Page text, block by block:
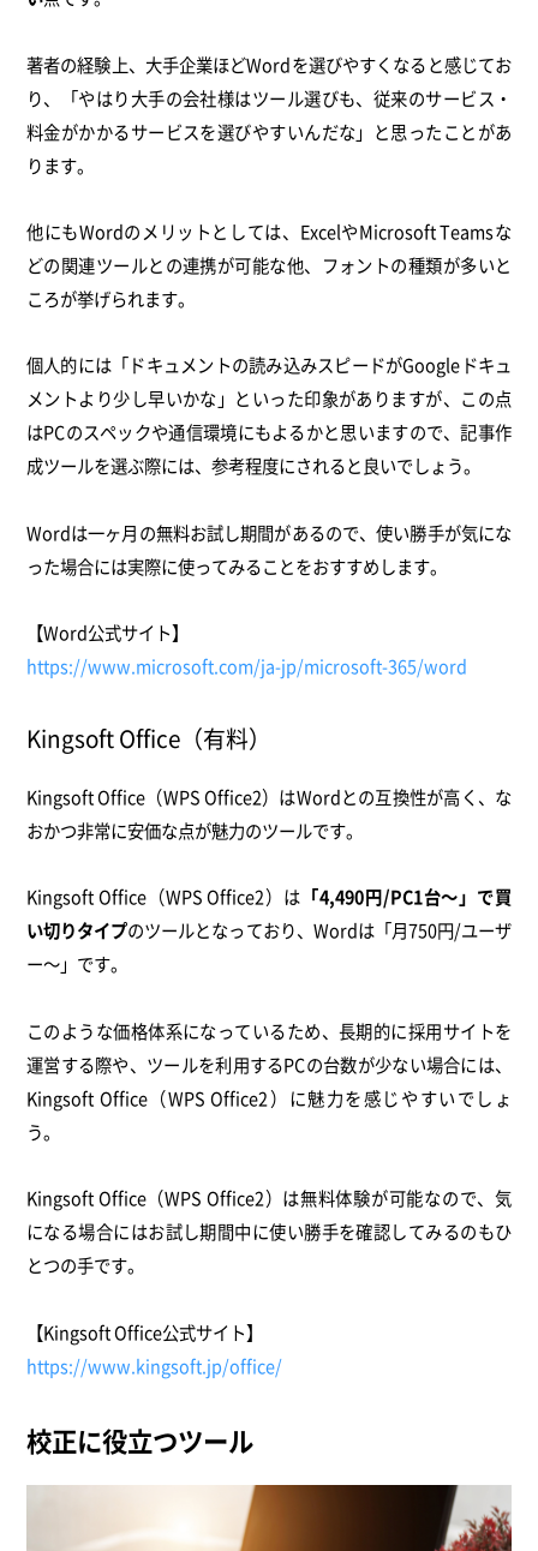
著者の経験上、大手企業ほどWordを選びやすくなると感じてお
り、「やはり大手の会社様はツール選びも、従来のサービス・
料金がかかるサービスを選びやすいんだな」と思ったことがあ
ります。
他にもWordのメリットとしては、ExcelやMicrosoft Teamsな
どの関連ツールとの連携が可能な他、フォントの種類が多いと
ころが挙げられます。
個人的には「ドキュメントの読み込みスピードがGoogleドキュ
メントより少し早いかな」といった印象がありますが、この点
はPCのスペックや通信環境にもよるかと思いますので、記事作
成ツールを選ぶ際には、参考程度にされると良いでしょう。
Wordは一ヶ月の無料お試し期間があるので、使い勝手が気にな
った場合には実際に使ってみることをおすすめします。
【Word公式サイト】
https://www.microsoft.com/ja-jp/microsoft-365/word
Kingsoft Office（有料）
Kingsoft Office（WPS Office2）はWordとの互換性が高く、な
おかつ非常に安価な点が魅力のツールです。
Kingsoft Office（WPS Office2）は 「4,490円/PC1台～」で買
い切りタイプのツールとなっており、Wordは「月750円/ユーザ
ー～」です。
このような価格体系になっているため、長期的に採用サイトを
運営する際や、ツールを利用するPCの台数が少ない場合には、
Kingsoft Office（WPS Office2）に魅力を感じやすいでしょ
う。
Kingsoft Office（WPS Office2）は無料体験が可能なので、気
になる場合にはお試し期間中に使い勝手を確認してみるのもひ
とつの手です。
【Kingsoft Office公式サイト】
https://www.kingsoft.jp/office/
校正に役立つツール